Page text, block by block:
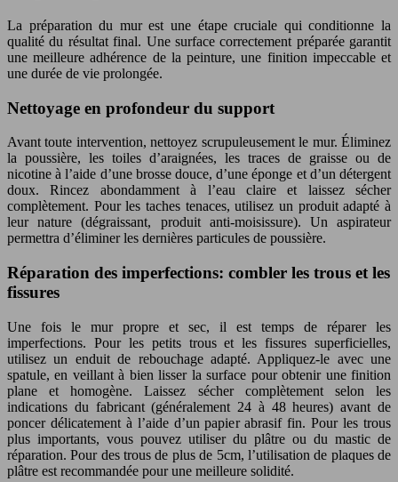
La préparation du mur est une étape cruciale qui conditionne la
qualité du résultat final. Une surface correctement préparée garantit
une meilleure adhérence de la peinture, une finition impeccable et
une durée de vie prolongée.
Nettoyage en profondeur du support
Avant toute intervention, nettoyez scrupuleusement le mur. Éliminez
la poussière, les toiles d’araignées, les traces de graisse ou de
nicotine à l’aide d’une brosse douce, d’une éponge et d’un détergent
doux. Rincez abondamment à l’eau claire et laissez sécher
complètement. Pour les taches tenaces, utilisez un produit adapté à
leur nature (dégraissant, produit anti-moisissure). Un aspirateur
permettra d’éliminer les dernières particules de poussière.
Réparation des imperfections: combler les trous et les
fissures
Une fois le mur propre et sec, il est temps de réparer les
imperfections. Pour les petits trous et les fissures superficielles,
utilisez un enduit de rebouchage adapté. Appliquez-le avec une
spatule, en veillant à bien lisser la surface pour obtenir une finition
plane et homogène. Laissez sécher complètement selon les
indications du fabricant (généralement 24 à 48 heures) avant de
poncer délicatement à l’aide d’un papier abrasif fin. Pour les trous
plus importants, vous pouvez utiliser du plâtre ou du mastic de
réparation. Pour des trous de plus de 5cm, l’utilisation de plaques de
plâtre est recommandée pour une meilleure solidité.